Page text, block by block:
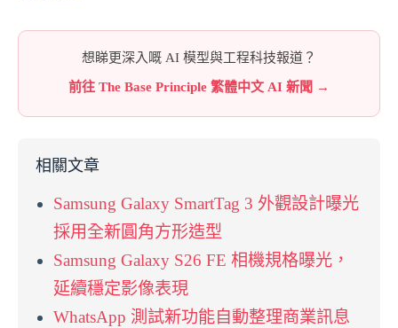
想睇更深入嘅 AI 模型與工程科技報道？
前往 The Base Principle 繁體中文 AI 新聞 →
相關文章
Samsung Galaxy SmartTag 3 外觀設計曝光
採用全新圓角方形造型
Samsung Galaxy S26 FE 相機規格曝光，
延續穩定影像表現
WhatsApp 測試新功能自動整理商業訊息